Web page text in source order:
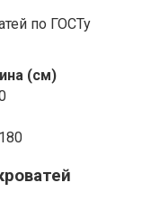
по ГОСТу
(см)